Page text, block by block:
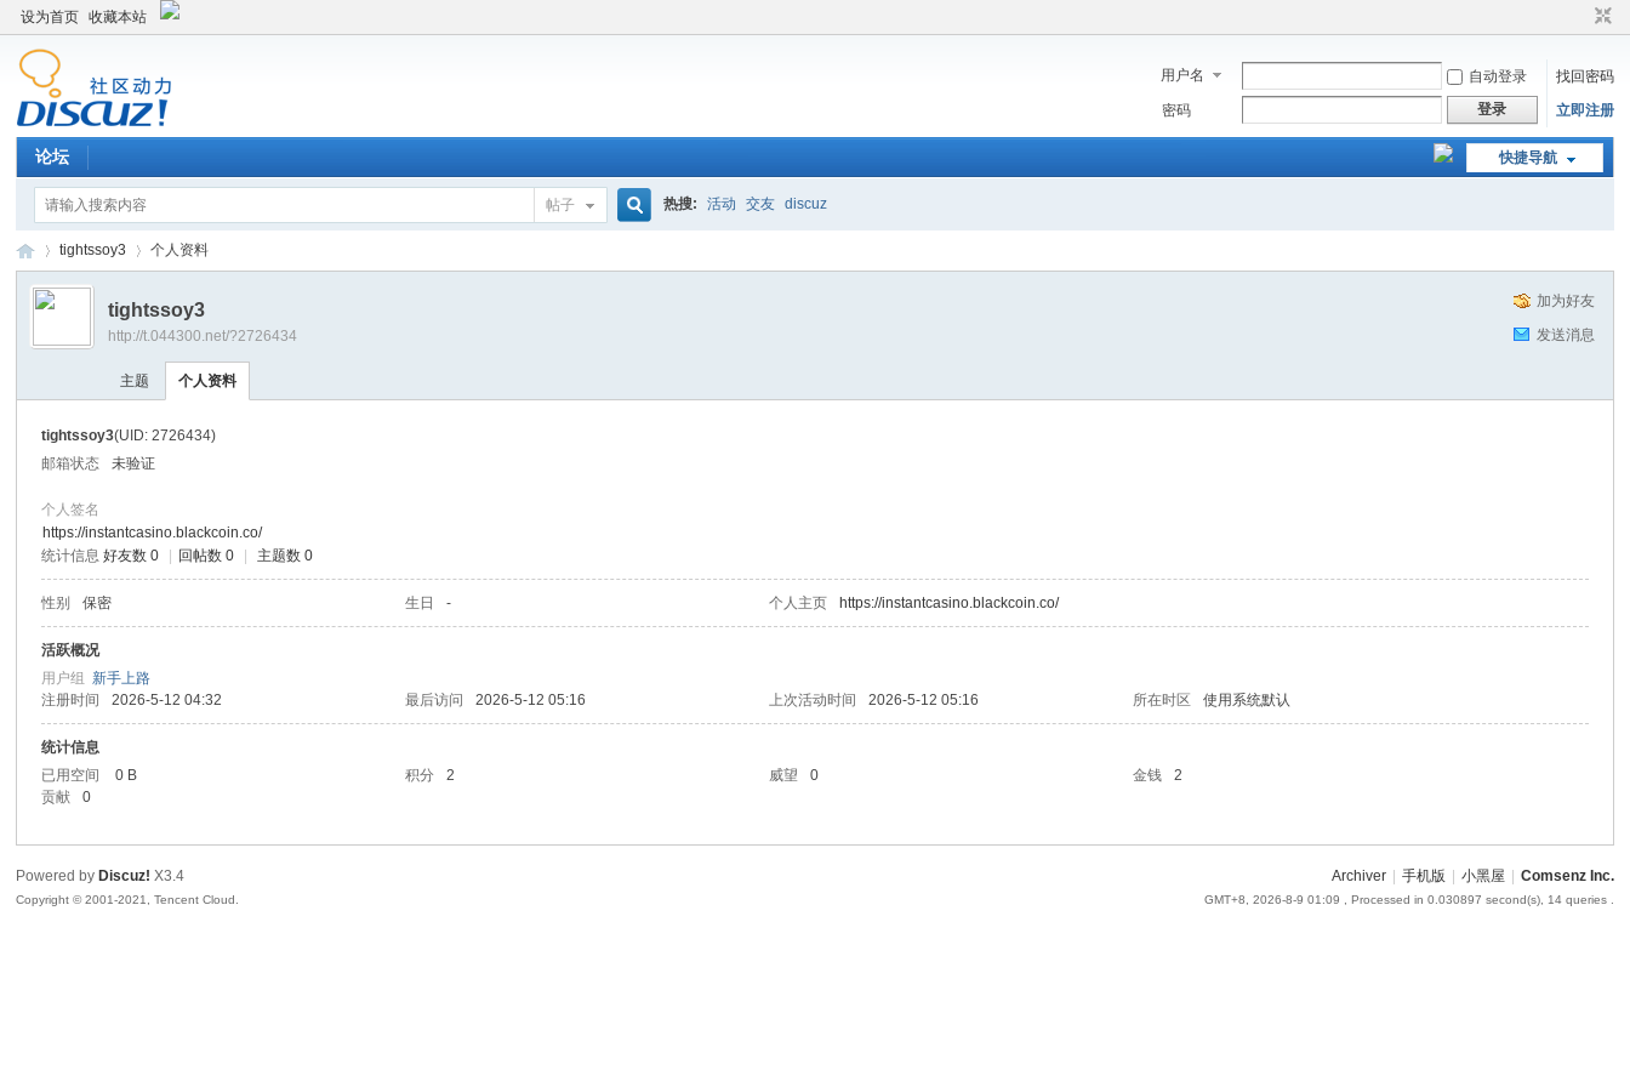
设为首页 收藏本站
用户名 自动登录
找回密码
密码
登录 立即注册
快捷导航
论坛
帖子 热搜: 活动 交友 discuz
›
tightssoy3 个人资料
加为好友
发送消息
tightssoy3
http://t.044300.net/?2726434
主题 个人资料
tightssoy3(UID: 2726434)
邮箱状态
未验证
个人签名
https://instantcasino.blackcoin.co/
统计信息 好友数 0 回帖数 0 主题数 0
性别 保密 生日 - 个人主页 https://instantcasino.blackcoin.co/
活跃概况
用户组新手上路
注册时间
2026-5-12 04:32 最后访问 2026-5-12 05:16 上次活动时间 2026-5-12 05:16 所在时区 使用系统默认
统计信息
已用空间
0 B 积分 2 威望 0 金钱
2
贡献
0
Archiver 手机版 小黑屋 Comsenz Inc.
GMT+8, 2026-8-9 01:09 , Processed in 0.030897 second(s), 14 queries .
Powered by Discuz! X3.4
Copyright © 2001-2021, Tencent Cloud.